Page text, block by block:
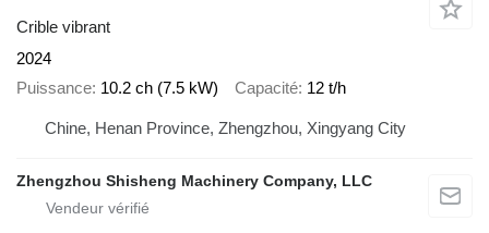
Crible vibrant
2024
Puissance 10.2 ch (7.5 kW) Capacité 12 t/h
Chine, Henan Province, Zhengzhou, Xingyang City
Zhengzhou Shisheng Machinery Company, LLC